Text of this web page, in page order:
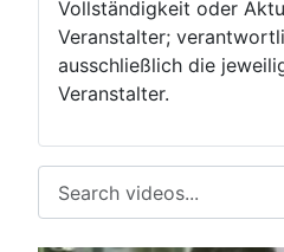
Vollständigkeit oder
Veranstalter;
ausschließlich die
Veranstalter.